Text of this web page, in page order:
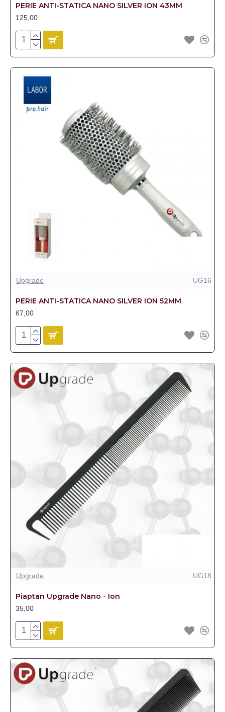
PERIE ANTI-STATICA NANO SILVER ION 43MM
125,00
Upgrade UG16
PERIE ANTI-STATICA NANO SILVER ION 52MM
67,00
Upgrade UG18
Piaptan Upgrade Nano - Ion
35,00